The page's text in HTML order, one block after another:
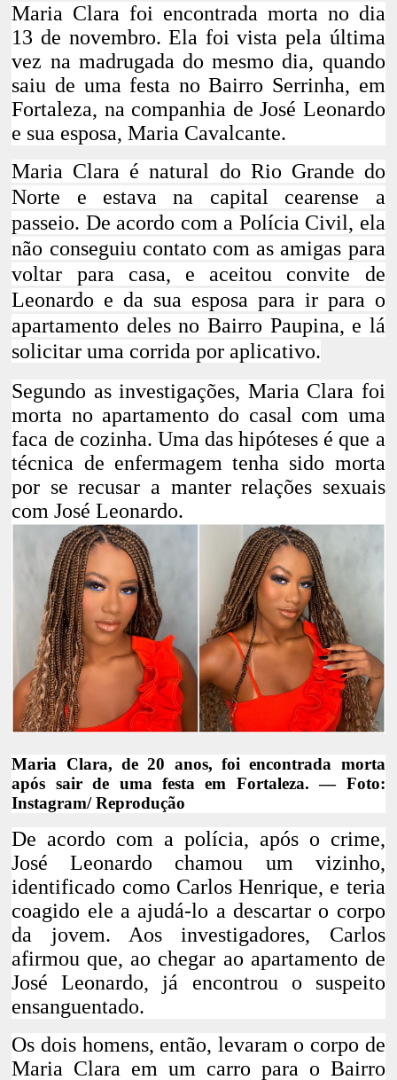
Maria Clara foi encontrada morta no dia
13 de novembro. Ela foi vista pela última
vez na madrugada do mesmo dia, quando
saiu de uma festa no Bairro Serrinha, em
Fortaleza, na companhia de José Leonardo
e sua esposa, Maria Cavalcante.
Maria Clara é natural do Rio Grande do
Norte e estava na capital cearense a
passeio. De acordo com a Polícia Civil, ela
não conseguiu contato com as amigas para
voltar para casa, e aceitou convite de
Leonardo e da sua esposa para ir para o
apartamento deles no Bairro Paupina, e lá
solicitar uma corrida por aplicativo.
Segundo as investigações, Maria Clara foi
morta no apartamento do casal com uma
faca de cozinha. Uma das hipóteses é que a
técnica de enfermagem tenha sido morta
por se recusar a manter relações sexuais
com José Leonardo.
Maria Clara, de 20 anos, foi encontrada morta
após sair de uma festa em Fortaleza. — Foto:
Instagram/ Reprodução
De acordo com a polícia, após o crime,
José Leonardo chamou um vizinho,
identificado como Carlos Henrique, e teria
coagido ele a ajudá-lo a descartar o corpo
da jovem. Aos investigadores, Carlos
afirmou que, ao chegar ao apartamento de
José Leonardo, já encontrou o suspeito
ensanguentado.
Os dois homens, então, levaram o corpo de
Maria Clara em um carro para o Bairro